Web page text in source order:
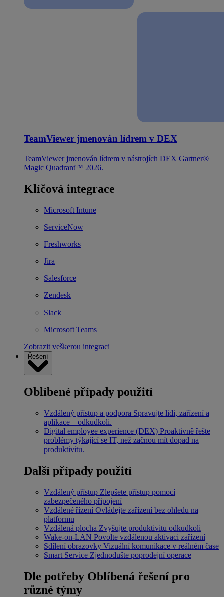
TeamViewer jmenován lídrem v DEX
TeamViewer jmenován lídrem v nástrojích DEX Gartner®
Magic Quadrant™ 2026.
Klíčová integrace
Microsoft Intune
ServiceNow
Freshworks
Jira
Salesforce
Zendesk
Slack
Microsoft Teams
Zobrazit veškerou integraci
Řešení
Oblíbené případy použití
Vzdálený přístup a podpora Spravujte lidi, zařízení a
aplikace – odkudkoli.
Digital employee experience (DEX) Proaktivně řešte
problémy týkající se IT, než začnou mít dopad na
produktivitu.
Další případy použití
Vzdálený přístup Zlepšete přístup pomocí
zabezpečeného připojení
Vzdálené řízení Ovládejte zařízení bez ohledu na
platformu
Vzdálená plocha Zvyšujte produktivitu odkudkoli
Wake-on-LAN Povolte vzdálenou aktivaci zařízení
Sdílení obrazovky Vizuální komunikace v reálném čase
Smart Service Zjednodušte poprodejní operace
Dle potřeby Oblíbená řešení pro
různé týmy